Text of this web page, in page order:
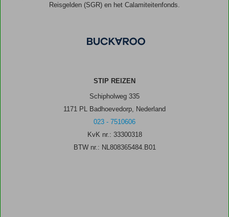
Reisgelden (SGR) en het Calamiteitenfonds.
STIP REIZEN
Schipholweg 335
1171 PL Badhoevedorp, Nederland
023 - 7510606
KvK nr.: 33300318
BTW nr.: NL808365484.B01